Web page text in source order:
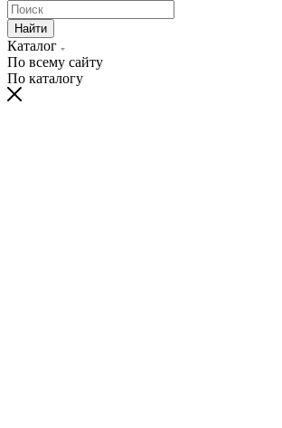
Найти
Каталог
По всему сайту
По каталогу